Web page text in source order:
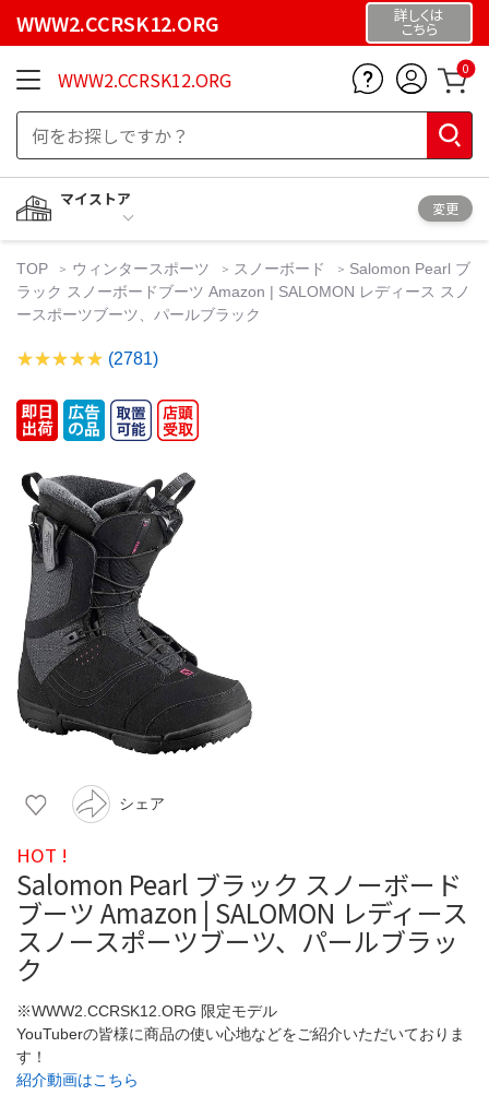
WWW2.CCRSK12.ORG 詳しくは
こちら
WWW2.CCRSK12.ORG 0
マイストア
変更
TOP ウィンタースポーツ スノーボード
Salomon Pearl ブ
ラック スノーボードブーツ Amazon | SALOMON レディース スノ
ースポーツブーツ、パールブラック
(2781)
シェア
HOT !
Salomon Pearl ブラック スノーボード
ブーツ Amazon | SALOMON レディース
スノースポーツブーツ、パールブラッ
ク
※WWW2.CCRSK12.ORG 限定モデル
YouTuberの皆様に商品の使い心地などをご紹介いただいておりま
す！
紹介動画はこちら